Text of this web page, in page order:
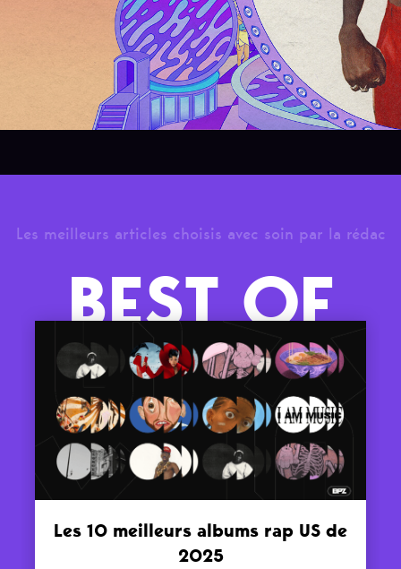
Les meilleurs articles choisis avec soin par la rédac
BEST OF
Les 10 meilleurs albums rap US de
2025